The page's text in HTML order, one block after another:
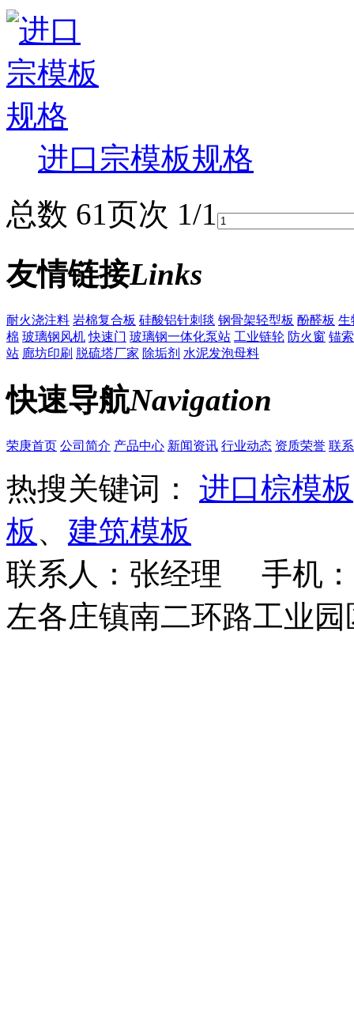
进口宗模板规格
总数 61页次 1/1
友情链接Links
耐火浇注料 岩棉复合板 硅酸铝针刺毯 钢骨架轻型板 酚醛板 生
棉 玻璃钢风机 快速门 玻璃钢一体化泵站 工业链轮 防火窗 锚索
站 廊坊印刷 脱硫塔厂家 除垢剂 水泥发泡母料
快速导航Navigation
荣庚首页 公司简介 产品中心 新闻资讯 行业动态 资质荣誉 联
热搜关键词： 进口棕模板
板 、 建筑模板
联系人：张经理 手机
左各庄镇南二环路工业